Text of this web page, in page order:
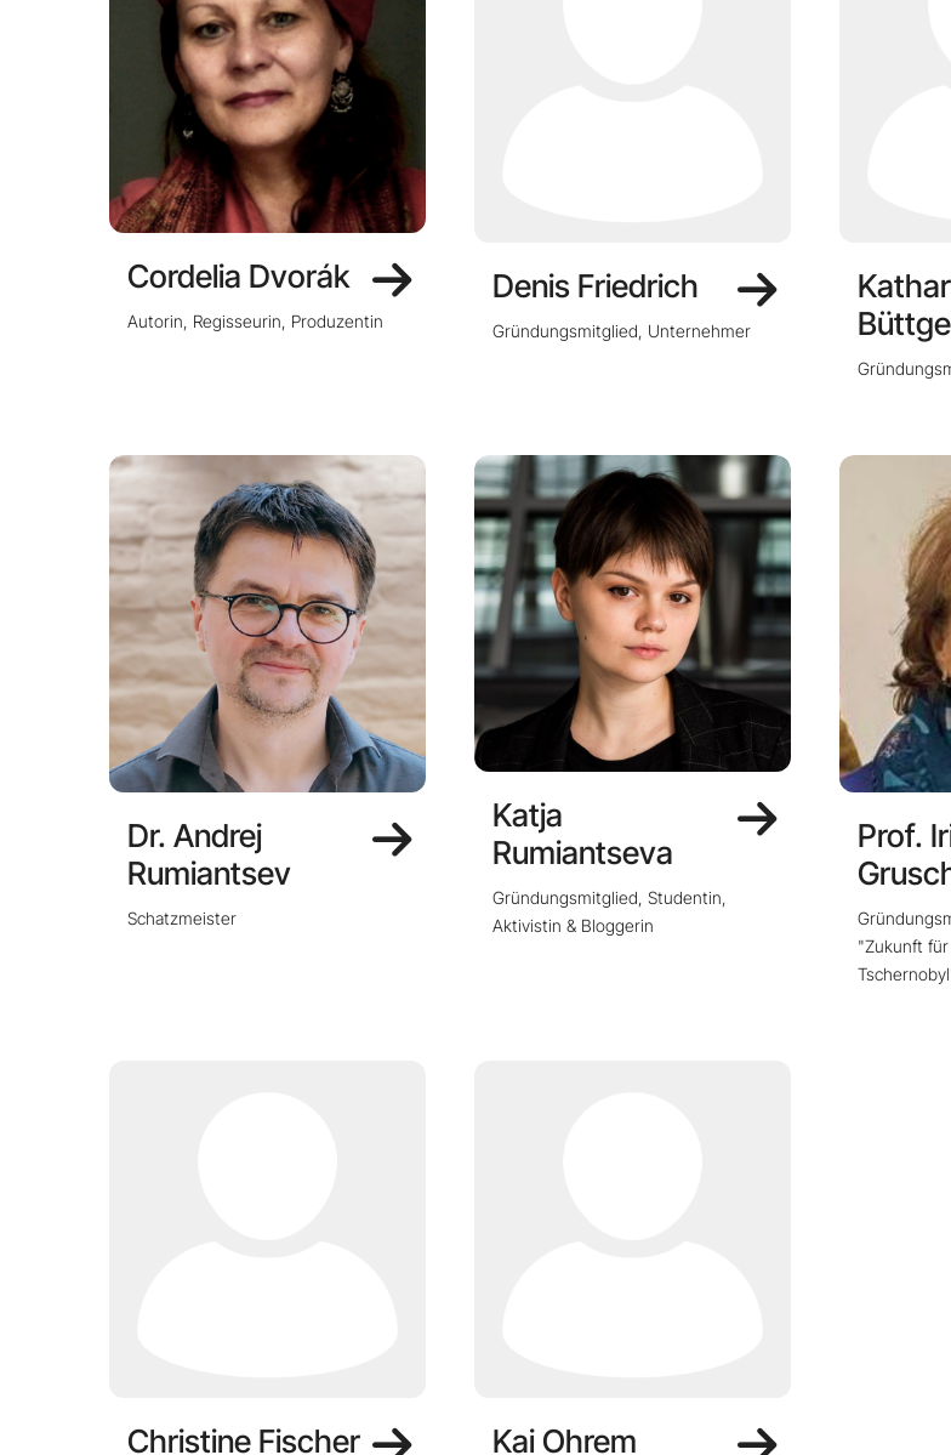
Cordelia Dvorák
Autorin, Regisseurin, Produzentin
Denis Friedrich
Gründungsmitglied, Unternehmer
Dr. Andrej
Rumiantsev
Schatzmeister
Katja
Rumiantseva
Gründungsmitglied, Studentin,
Aktivistin & Bloggerin
Prof.
"Zukunft
Christine Fischer Kai Ohrem